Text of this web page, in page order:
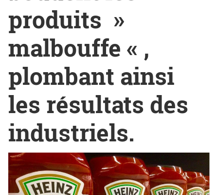
produits »
malbouffe « ,
plombant ainsi
les résultats des
industriels.